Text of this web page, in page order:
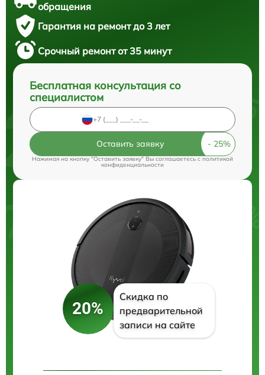
обращения
Гарантия на ремонт до 3 лет
Срочный ремонт от 35 минут
Бесплатная консультация со
специалистом
Оставить заявку
Нажимая на кнопку "Оставить заявку" Вы соглашаетесь cполитикой
конфиденциальности
20%
Скидка по
предварительной
записи на сайте